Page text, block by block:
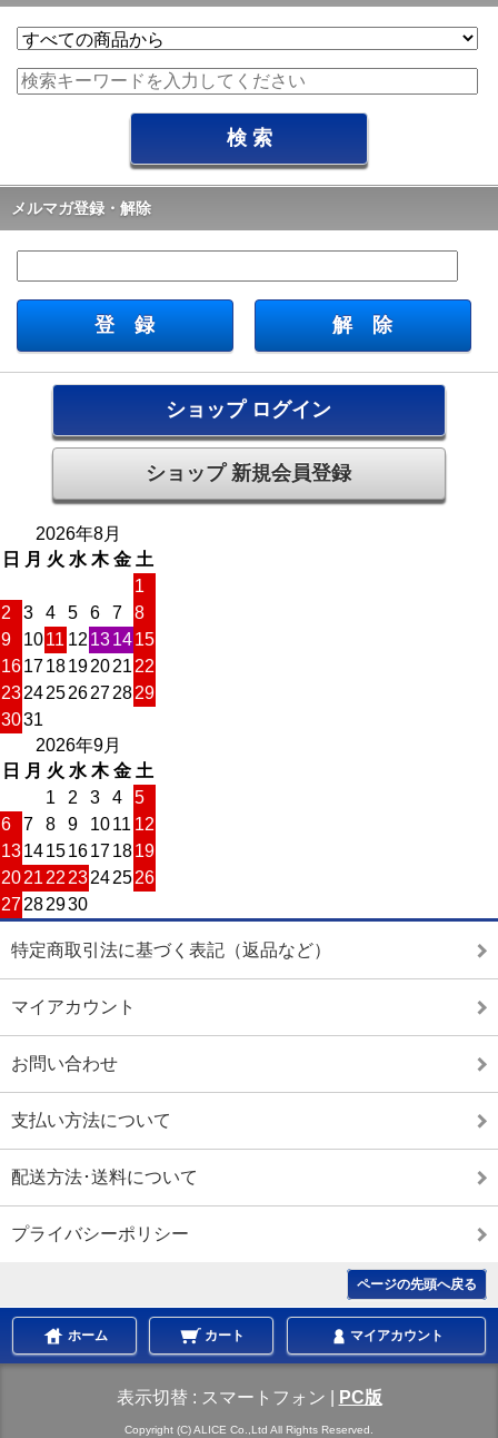
メルマガ登録・解除
ショップ ログイン
ショップ 新規会員登録
2026年8月
日
月 火 水 木 金 土
1
2
3 4 5 6 7
8
9
1011 12 131415
161718192021 22
23242526272829
3031
2026年9月
日
月 火 水 木 金 土
1
2 3 4
5
6
7 8 9 1011 12
13141516171819
2021 22 23242526
27282930
特定商取引法に基づく表記（返品など）
マイアカウント
お問い合わせ
支払い方法について
配送方法･送料について
プライバシーポリシー
ページの先頭へ戻る
ホーム カート マイアカウント
表示切替 : スマートフォン PC版
Copyright (C) ALICE Co.,Ltd All Rights Reserved.